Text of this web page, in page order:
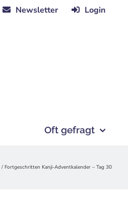
Newsletter Login
Oft gefragt
Fortgeschritten Kanji-Adventkalender – Tag 30